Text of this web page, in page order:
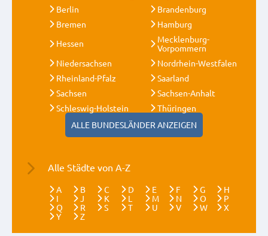
Berlin
Brandenburg
Bremen
Hamburg
Hessen
Mecklenburg-
Vorpommern
Niedersachsen
Nordrhein-Westfalen
Rheinland-Pfalz
Saarland
Sachsen
Sachsen-Anhalt
Schleswig-Holstein
Thüringen
ALLE BUNDESLÄNDER ANZEIGEN
Alle Städte von A-Z
A B C D E F G
H
I
J K L M N O
P
Q
R S T U V W
X
Y
Z